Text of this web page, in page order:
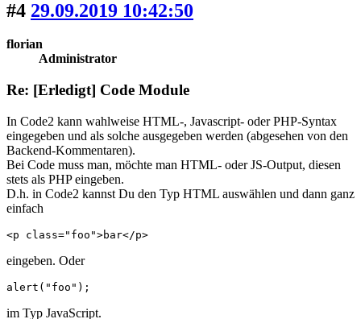
#4 29.09.2019 10:42:50
florian
Administrator
Re: [Erledigt] Code Module
In Code2 kann wahlweise HTML-, Javascript- oder PHP-Syntax
eingegeben und als solche ausgegeben werden (abgesehen von den
Backend-Kommentaren).
Bei Code muss man, möchte man HTML- oder JS-Output, diesen
stets als PHP eingeben.
D.h. in Code2 kannst Du den Typ HTML auswählen und dann ganz
einfach
<p class="foo">bar</p>
eingeben. Oder
alert("foo");
im Typ JavaScript.